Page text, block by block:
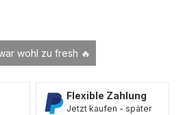
wohl zu fresh 🔥
nicht verfügbar.)
Flexible Zahlung
Jetzt kaufen - später